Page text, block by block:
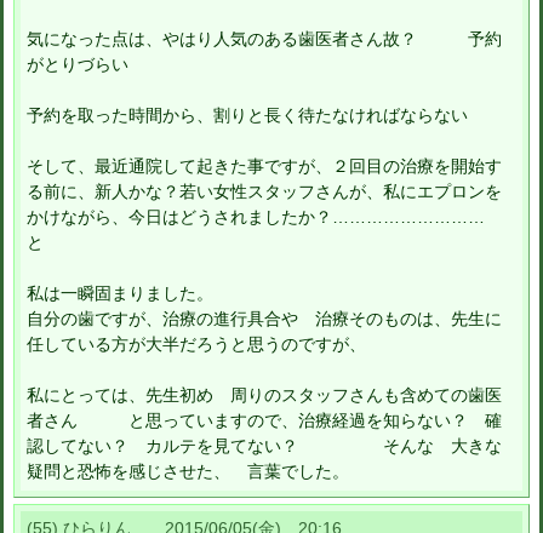
気になった点は、やはり人気のある歯医者さん故？ 予約
がとりづらい
予約を取った時間から、割りと長く待たなければならない
そして、最近通院して起きた事ですが、２回目の治療を開始す
る前に、新人かな？若い女性スタッフさんが、私にエプロンを
かけながら、今日はどうされましたか？………………………
と
私は一瞬固まりました。
自分の歯ですが、治療の進行具合や 治療そのものは、先生に
任している方が大半だろうと思うのですが、
私にとっては、先生初め 周りのスタッフさんも含めての歯医
者さん と思っていますので、治療経過を知らない？ 確
認してない？ カルテを見てない？ そんな 大きな
疑問と恐怖を感じさせた、 言葉でした。
(55) ひらりん 2015/06/05(金) 20:16